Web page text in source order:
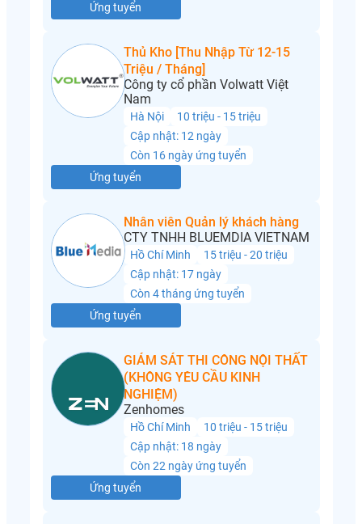
Ứng tuyển
Thủ Kho [Thu Nhập Từ 12-15
Triệu / Tháng]
Công ty cổ phần Volwatt Việt
Nam
Hà Nội
10 triệu - 15 triệu
Cập nhật: 12 ngày
Còn 16 ngày ứng tuyển
Ứng tuyển
Nhân viên Quản lý khách hàng
CTY TNHH BLUEMDIA VIETNAM
Hồ Chí Minh
15 triệu - 20 triệu
Cập nhật: 17 ngày
Còn 4 tháng ứng tuyển
Ứng tuyển
GIÁM SÁT THI CÔNG NỘI THẤT
(KHÔNG YÊU CẦU KINH
NGHIỆM)
Zenhomes
Hồ Chí Minh
10 triệu - 15 triệu
Cập nhật: 18 ngày
Còn 22 ngày ứng tuyển
Ứng tuyển